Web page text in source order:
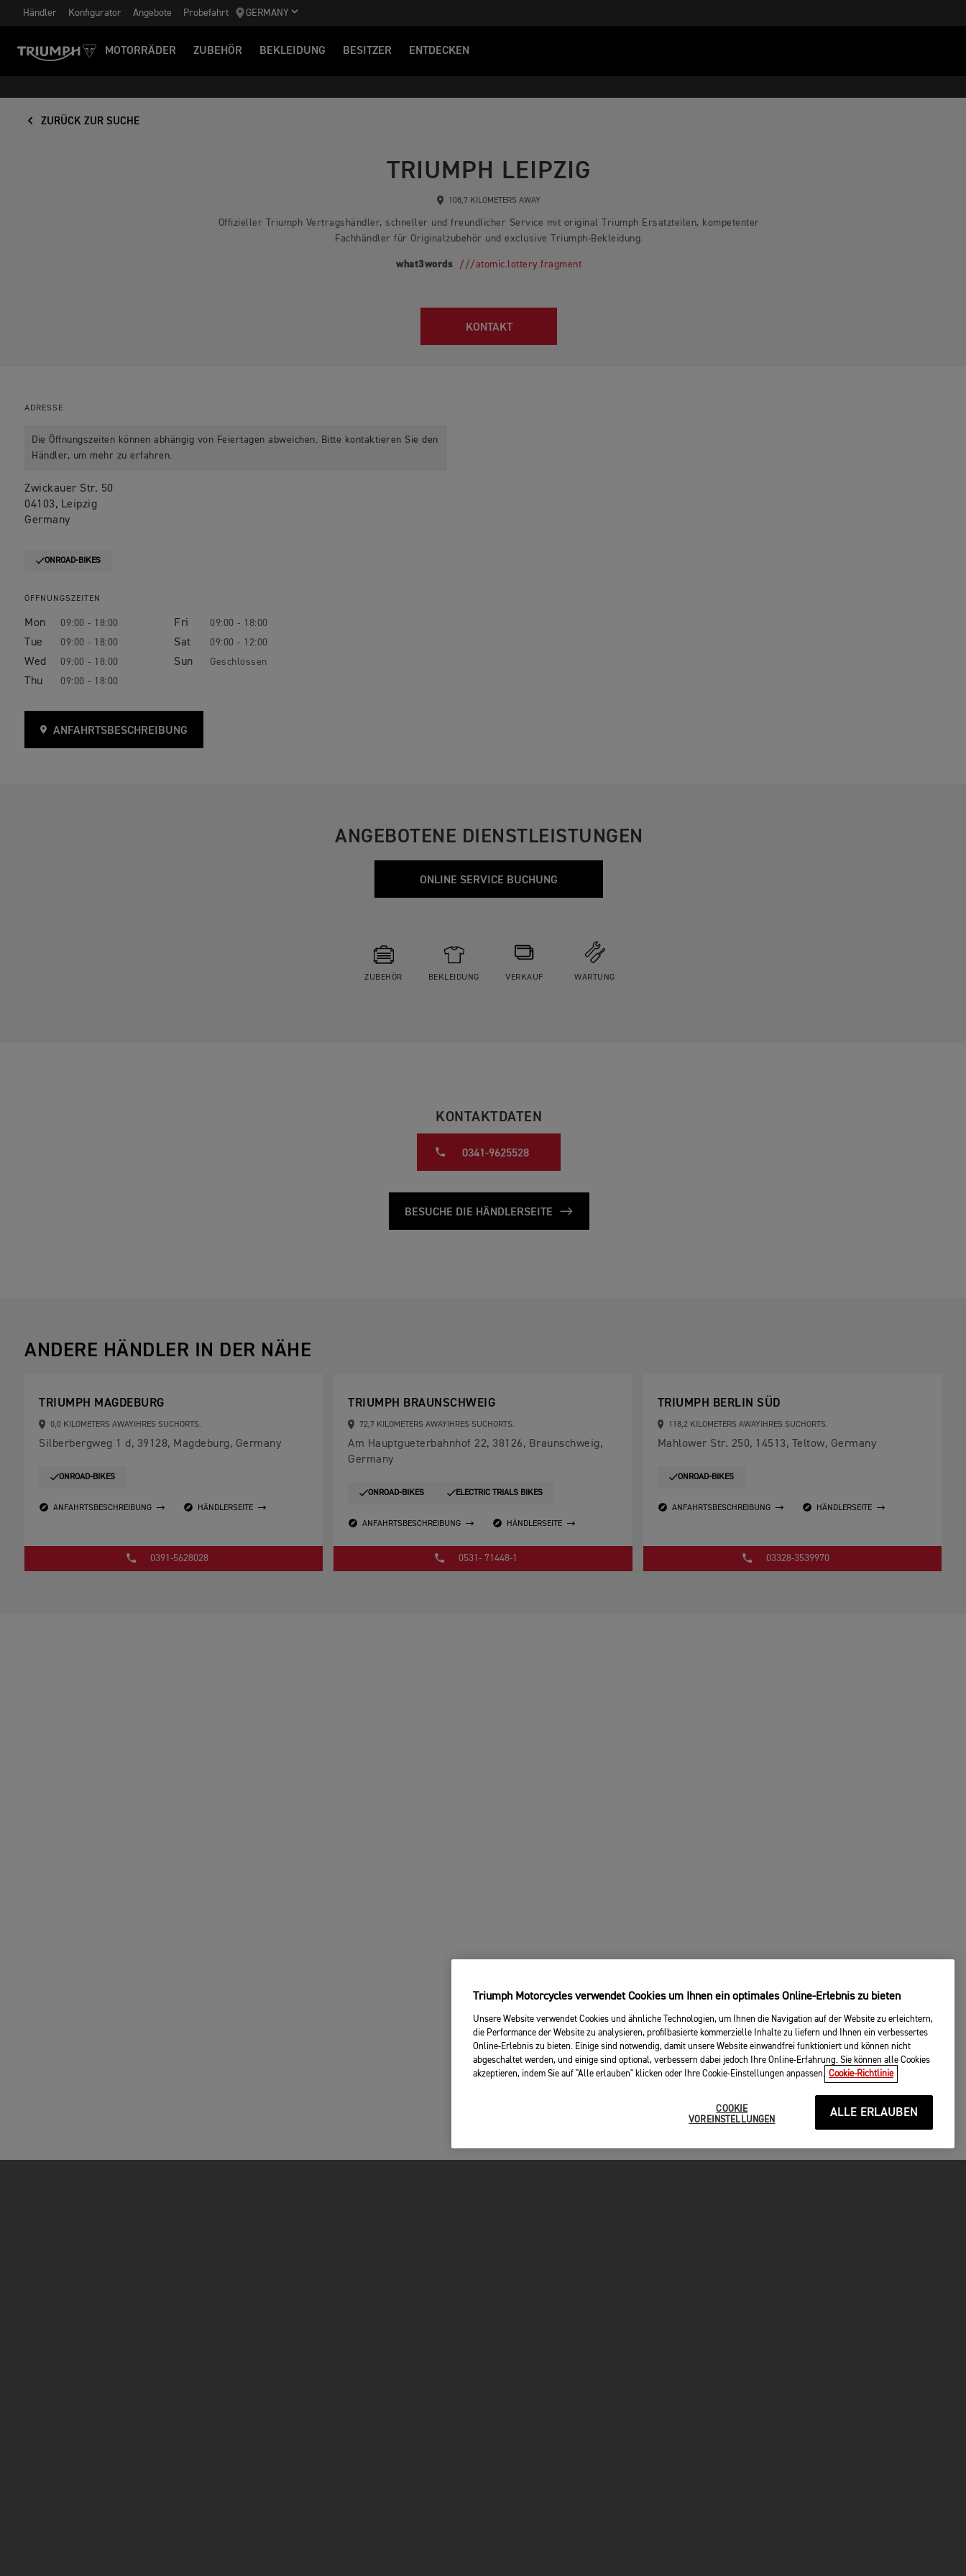
Händler Konfigurator Angebote Probefahrt GERMANY
MOTORRÄDER ZUBEHÖR BEKLEIDUNG BESITZER ENTDECKEN
ZURÜCK ZUR SUCHE
TRIUMPH LEIPZIG
108,7 KILOMETERS AWAY
Offizieller Triumph Vertragshändler, schneller und freundlicher Service mit original Triumph Ersatzteilen, kompetenter
Fachhändler für Originalzubehör und exclusive Triumph-Bekleidung.
what3words ///atomic.lottery.fragment
KONTAKT
ADRESSE
Die Öffnungszeiten können abhängig von Feiertagen abweichen. Bitte kontaktieren Sie den
Händler, um mehr zu erfahren.
Zwickauer Str. 50
04103, Leipzig
Germany
ONROAD-BIKES
ÖFFNUNGSZEITEN
Mon 09:00 - 18:00
Tue 09:00 - 18:00
Wed 09:00 - 18:00
Thu 09:00 - 18:00
Fri 09:00 - 18:00
Sat 09:00 - 12:00
Sun Geschlossen
ANFAHRTSBESCHREIBUNG
ANGEBOTENE DIENSTLEISTUNGEN
ONLINE SERVICE BUCHUNG
ZUBEHÖR BEKLEIDUNG VERKAUF WARTUNG
KONTAKTDATEN
0341-9625528
BESUCHE DIE HÄNDLERSEITE
ANDERE HÄNDLER IN DER NÄHE
TRIUMPH MAGDEBURG
0,0 KILOMETERS AWAYIHRES SUCHORTS.
Silberbergweg 1 d, 39128, Magdeburg, Germany
ONROAD-BIKES
ANFAHRTSBESCHREIBUNG HÄNDLERSEITE
0391-5628028
TRIUMPH BRAUNSCHWEIG
72,7 KILOMETERS AWAYIHRES SUCHORTS.
Am Hauptgueterbahnhof 22, 38126, Braunschweig,
Germany
ONROAD-BIKES ELECTRIC TRIALS BIKES
ANFAHRTSBESCHREIBUNG HÄNDLERSEITE
0531- 71448-1
TRIUMPH BERLIN SÜD
118,2 KILOMETERS AWAYIHRES SUCHORTS.
Mahlower Str. 250, 14513, Teltow, Germany
ONROAD-BIKES
ANFAHRTSBESCHREIBUNG HÄNDLERSEITE
03328-3539970
Triumph Motorcycles verwendet Cookies um Ihnen ein optimales Online-Erlebnis zu bieten
Unsere Website verwendet Cookies und ähnliche Technologien, um Ihnen die Navigation auf der Website zu erleichtern,
die Performance der Website zu analysieren, profilbasierte kommerzielle Inhalte zu liefern und Ihnen ein verbessertes
Online-Erlebnis zu bieten. Einige sind notwendig, damit unsere Website einwandfrei funktioniert und können nicht
abgeschaltet werden, und einige sind optional, verbessern dabei jedoch Ihre Online-Erfahrung. Sie können alle Cookies
akzeptieren, indem Sie auf "Alle erlauben" klicken oder Ihre Cookie-Einstellungen anpassen. Cookie-Richtlinie
COOKIE
VOREINSTELLUNGEN
ALLE ERLAUBEN